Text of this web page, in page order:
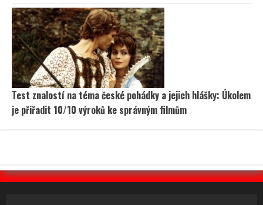
Test znalostí na téma české pohádky a jejich hlášky: Úkolem
je přiřadit 10/10 výroků ke správným filmům